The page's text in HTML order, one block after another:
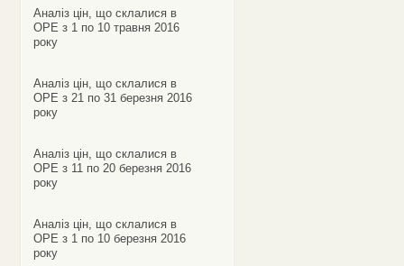
Аналіз цін, що склалися в
ОРЕ з 1 по 10 травня 2016
року
Аналіз цін, що склалися в
ОРЕ з 21 по 31 березня 2016
року
Аналіз цін, що склалися в
ОРЕ з 11 по 20 березня 2016
року
Аналіз цін, що склалися в
ОРЕ з 1 по 10 березня 2016
року